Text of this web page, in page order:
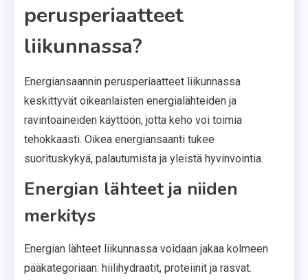
perusperiaatteet
liikunnassa?
Energiansaannin perusperiaatteet liikunnassa
keskittyvät oikeanlaisten energialähteiden ja
ravintoaineiden käyttöön, jotta keho voi toimia
tehokkaasti. Oikea energiansaanti tukee
suorituskykyä, palautumista ja yleistä hyvinvointia.
Energian lähteet ja niiden
merkitys
Energian lähteet liikunnassa voidaan jakaa kolmeen
pääkategoriaan: hiilihydraatit, proteiinit ja rasvat.